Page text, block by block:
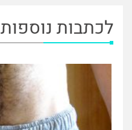
לכתבות נוספות